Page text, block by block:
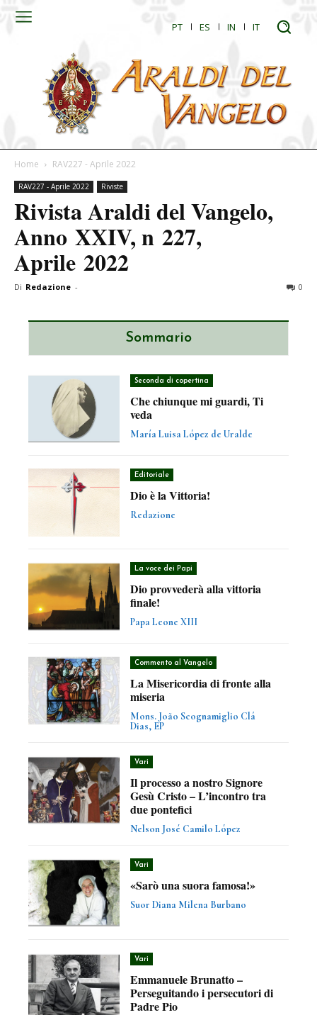
PT ES IN IT
Home RAV227 - Aprile 2022
RAV227 - Aprile 2022 Riviste
Rivista Araldi del Vangelo,
Anno XXIV, n 227,
Aprile 2022
Di Redazione - 0
Sommario
Seconda di copertina
Che chiunque mi guardi, Ti
veda
María Luisa López de Uralde
Editoriale
Dio è la Vittoria!
Redazione
La voce dei Papi
Dio provvederà alla vittoria
finale!
Papa Leone XIII
Commento al Vangelo
La Misericordia di fronte alla
miseria
Mons. João Scognamiglio Clá
Dias, EP
Vari
Il processo a nostro Signore
Gesù Cristo – L’incontro tra
due pontefici
Nelson José Camilo López
Vari
«Sarò una suora famosa!»
Suor Diana Milena Burbano
Vari
Emmanuele Brunatto –
Perseguitando i persecutori di
Padre Pio